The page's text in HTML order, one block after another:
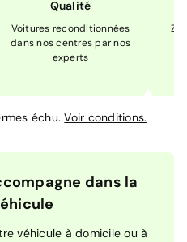
Qualité
Voitures reconditionnées
dans nos centres par nos
experts
échu.Voir conditions.
dans la
véhicule à domicile ou à